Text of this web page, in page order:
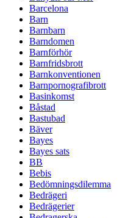
Barcelona
Barn
Barnbarn
Barndomen
Barnförhör
Barnfridsbrott
Barnkonventionen
Barnpornografibrott
Basinkomst
Båstad
Bastubad
Bäver
Bayes
Bayes sats
BB
Bebis
Bedömningsdilemma
Bedrägeri
Bedrägerier